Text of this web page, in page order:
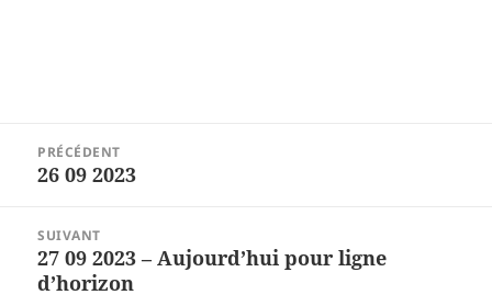
l’article
PRÉCÉDENT
Article
26 09 2023
SUIVANT
Article
suivant :
27 09 2023 – Aujourd’hui pour ligne
d’horizon